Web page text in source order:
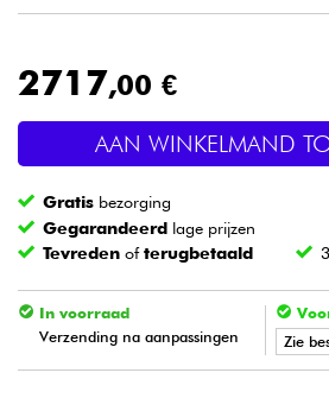
Licht
Drums & percussie
Blaasinstrument
Kinderen
2717,00 €
AAN WINKELMAND
Gratis bezorging
Gegarandeerd lage prijzen
Tevreden ofterugbetaald
In voorraad
Verzending na aanpassingen
Zie